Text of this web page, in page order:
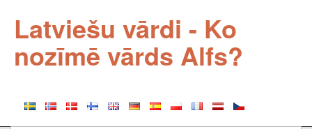
Latviešu vārdi - Ko
nozīmē vārds Alfs?